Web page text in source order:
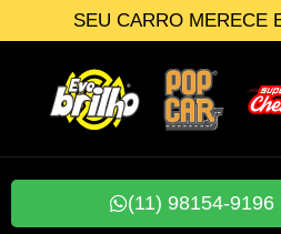
SEU CARRO MERECE
(11) 98154-9196